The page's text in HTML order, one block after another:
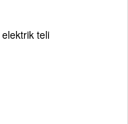
elektrik teli